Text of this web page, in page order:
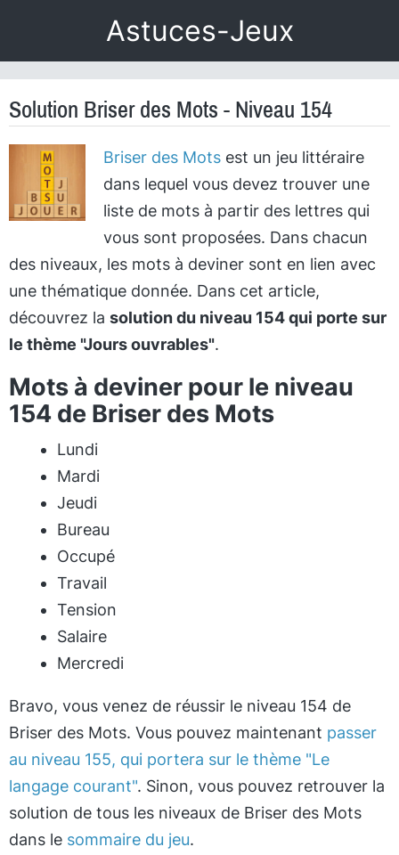
Astuces-Jeux
Solution Briser des Mots - Niveau 154
Briser des Motsest un jeu littéraire
dans lequel vous devez trouver une
liste de mots à partir des lettres qui
vous sont proposées. Dans chacun
des niveaux, les mots à deviner sont en lien avec
une thématique donnée. Dans cet article,
découvrez la solution du niveau 154 qui porte sur
le thème "Jours ouvrables".
Mots à deviner pour le niveau
154 de Briser des Mots
Lundi
Mardi
Jeudi
Bureau
Occupé
Travail
Tension
Salaire
Mercredi
Bravo, vous venez de réussir le niveau 154 de
Briser des Mots. Vous pouvez maintenant passer
au niveau 155, qui portera sur le thème "Le
langage courant". Sinon, vous pouvez retrouver la
solution de tous les niveaux de Briser des Mots
dans le sommaire du jeu.